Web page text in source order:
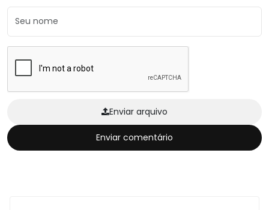
Enviar arquivo
Enviar comentário